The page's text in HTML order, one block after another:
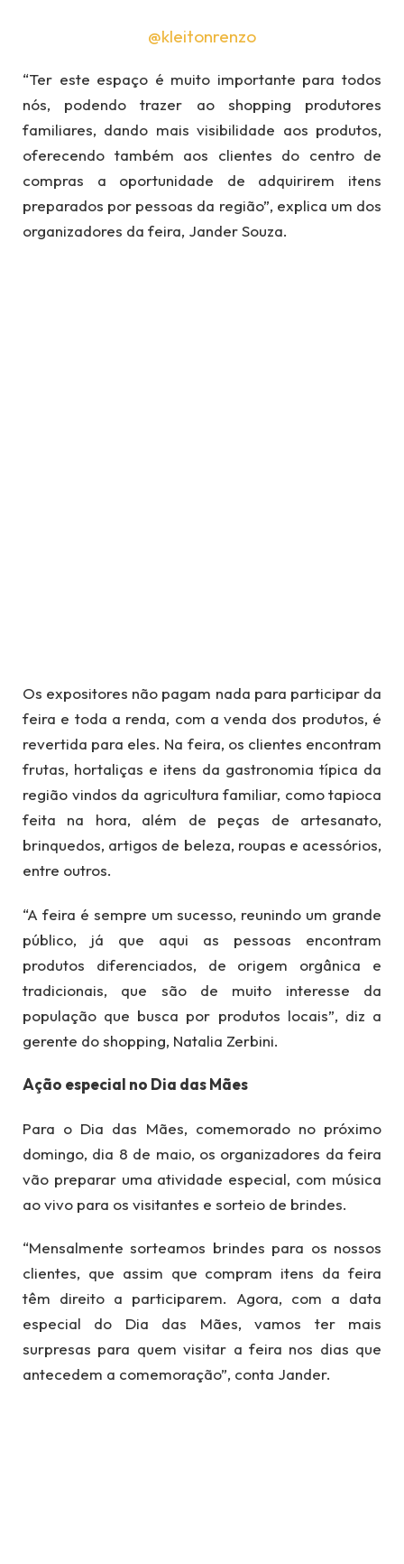
@kleitonrenzo
“Ter este espaço é muito importante para todos
nós, podendo trazer ao shopping produtores
familiares, dando mais visibilidade aos produtos,
oferecendo também aos clientes do centro de
compras a oportunidade de adquirirem itens
preparados por pessoas da região”, explica um dos
organizadores da feira, Jander Souza.
Os expositores não pagam nada para participar da
feira e toda a renda, com a venda dos produtos, é
revertida para eles. Na feira, os clientes encontram
frutas, hortaliças e itens da gastronomia típica da
região vindos da agricultura familiar, como tapioca
feita na hora, além de peças de artesanato,
brinquedos, artigos de beleza, roupas e acessórios,
entre outros.
“A feira é sempre um sucesso, reunindo um grande
público, já que aqui as pessoas encontram
produtos diferenciados, de origem orgânica e
tradicionais, que são de muito interesse da
população que busca por produtos locais”, diz a
gerente do shopping, Natalia Zerbini.
Ação especial no Dia das Mães
Para o Dia das Mães, comemorado no próximo
domingo, dia 8 de maio, os organizadores da feira
vão preparar uma atividade especial, com música
ao vivo para os visitantes e sorteio de brindes.
“Mensalmente sorteamos brindes para os nossos
clientes, que assim que compram itens da feira
têm direito a participarem. Agora, com a data
especial do Dia das Mães, vamos ter mais
surpresas para quem visitar a feira nos dias que
antecedem a comemoração”, conta Jander.